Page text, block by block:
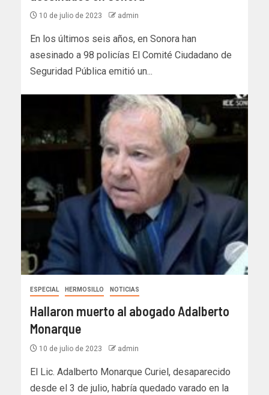
10 de julio de 2023 admin
En los últimos seis años, en Sonora han
asesinado a 98 policías El Comité Ciudadano de
Seguridad Pública emitió un...
ESPECIAL HERMOSILLO NOTICIAS
Hallaron muerto al abogado Adalberto
Monarque
10 de julio de 2023 admin
El Lic. Adalberto Monarque Curiel, desaparecido
desde el 3 de julio, habría quedado varado en la